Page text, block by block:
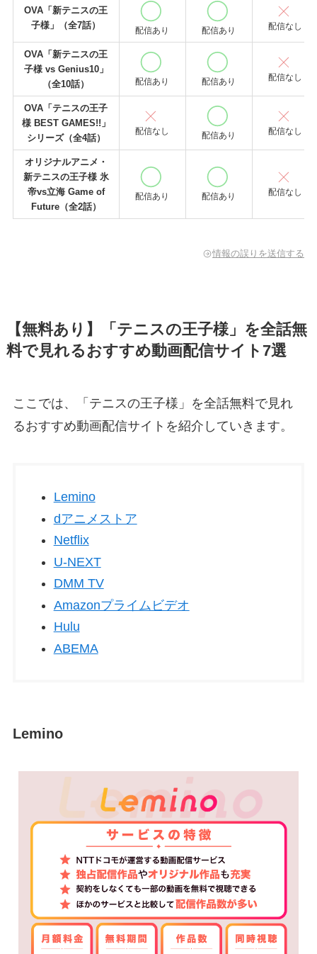
OVA「新テニスの王
子様」（全7話）
配信あり 配信あり 配信なし
OVA「新テニスの王
子様 vs Genius10」
（全10話）
配信あり 配信あり 配信なし
OVA「テニスの王子
様 BEST GAMES!!」
シリーズ（全4話）
配信なし 配信あり 配信なし
オリジナルアニメ・
新テニスの王子様 氷
帝vs立海 Game of
Future（全2話）
配信あり 配信あり 配信なし
情報の誤りを送信する
【無料あり】「テニスの王子様」を全話無
料で見れるおすすめ動画配信サイト7選
ここでは、「テニスの王子様」を全話無料で見れ
るおすすめ動画配信サイトを紹介していきます。
Lemino
dアニメストア
Netflix
U-NEXT
DMM TV
Amazonプライムビデオ
Hulu
ABEMA
Lemino